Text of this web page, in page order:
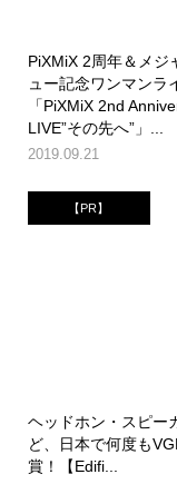
PiXMiX 2周年＆メジ
ュー記念ワンマンラ
「PiXMiX 2nd
LIVE”その先へ”」...
2019.09.21
【PR】
ヘッドホン・スピー
ど、日本で何度も
賞！【Edifi...